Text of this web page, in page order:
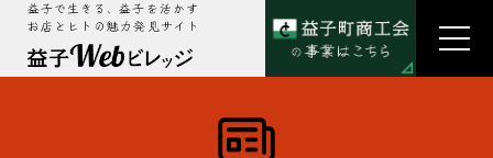
益子で生きる、益子を活かす
お店とヒトの魅力発見サイト